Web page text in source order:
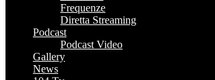
Frequenze
Diretta Streaming
Podcast
Podcast Video
Gallery
News